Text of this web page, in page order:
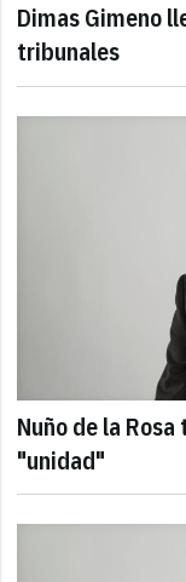
Dimas Gimeno
tribunales
Nuño de la
"unidad"